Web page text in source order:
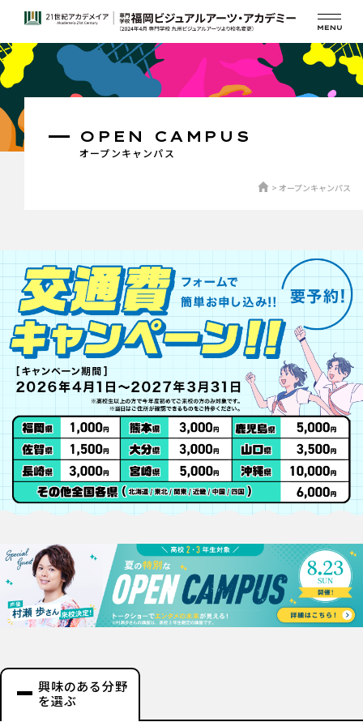
オープンキャンパス
OPEN CAMPUS
オープンキャンパス
興味のある分野
を選ぶ